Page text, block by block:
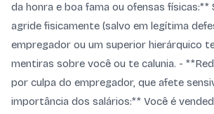
da honra e boa fama ou ofensas físicas:**
agride fisicamente (salvo em legítima
empregador ou um superior hierárquico
mentiras sobre você ou te calunia. -
por culpa do empregador, que afete
importância dos salários:** Você é